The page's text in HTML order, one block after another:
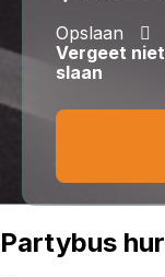
Opslaan
Vergeet
slaan
Partybus